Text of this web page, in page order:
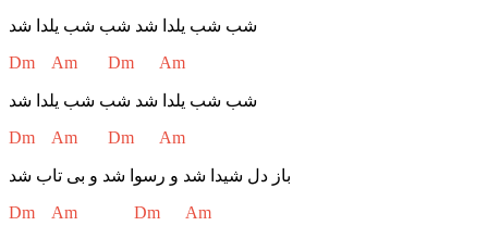
شب شب یلدا شد شب شب یلدا شد
Dm Am Dm Am
شب شب یلدا شد شب شب یلدا شد
Dm Am Dm Am
باز دل شیدا شد و رسوا شد و بی تاب شد
Dm Am Dm Am